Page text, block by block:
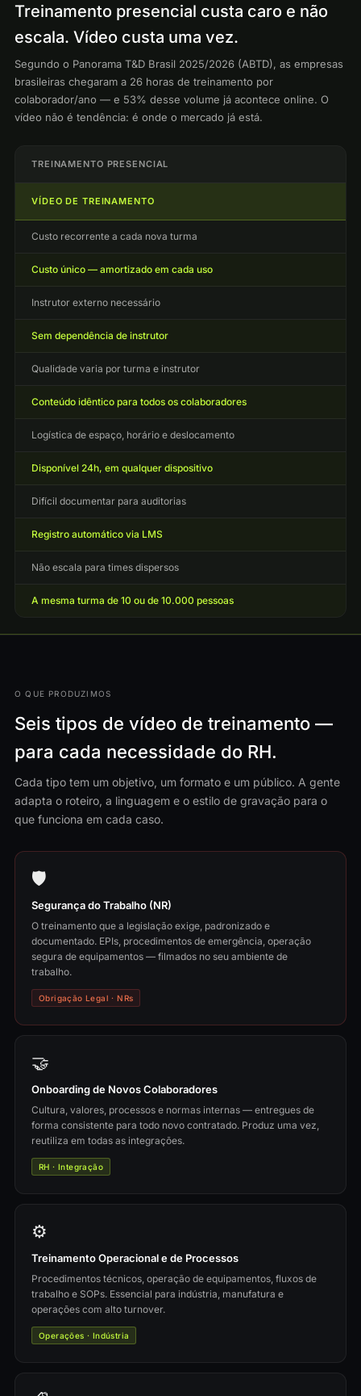
Treinamento presencial custa caro e não
escala. Vídeo custa uma vez.
Segundo o Panorama T&D Brasil 2025/2026 (ABTD), as empresas
brasileiras chegaram a 26 horas de treinamento por
colaborador/ano — e 53% desse volume já acontece online. O
vídeo não é tendência: é onde o mercado já está.
TREINAMENTO PRESENCIAL
VÍDEO DE TREINAMENTO
Custo recorrente a cada nova turma
Custo único — amortizado em cada uso
Instrutor externo necessário
Sem dependência de instrutor
Qualidade varia por turma e instrutor
Conteúdo idêntico para todos os colaboradores
Logística de espaço, horário e deslocamento
Disponível 24h, em qualquer dispositivo
Difícil documentar para auditorias
Registro automático via LMS
Não escala para times dispersos
A mesma turma de 10 ou de 10.000 pessoas
O QUE PRODUZIMOS
Seis tipos de vídeo de treinamento —
para cada necessidade do RH.
Cada tipo tem um objetivo, um formato e um público. A gente
adapta o roteiro, a linguagem e o estilo de gravação para o
que funciona em cada caso.
🛡️
Segurança do Trabalho (NR)
O treinamento que a legislação exige, padronizado e
documentado. EPIs, procedimentos de emergência, operação
segura de equipamentos — filmados no seu ambiente de
trabalho.
Obrigação Legal · NRs
🤝
Onboarding de Novos Colaboradores
Cultura, valores, processos e normas internas — entregues de
forma consistente para todo novo contratado. Produz uma vez,
reutiliza em todas as integrações.
RH · Integração
⚙️
Treinamento Operacional e de Processos
Procedimentos técnicos, operação de equipamentos, fluxos de
trabalho e SOPs. Essencial para indústria, manufatura e
operações com alto turnover.
Operações · Indústria